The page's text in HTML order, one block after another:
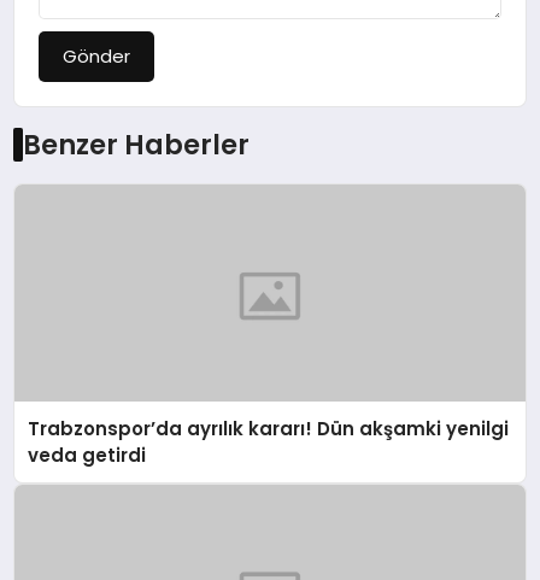
Gönder
Benzer Haberler
Trabzonspor’da ayrılık kararı! Dün akşamki yenilgi
veda getirdi